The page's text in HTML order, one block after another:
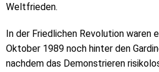
Weltfrieden.
In der Friedlichen Revolution waren
Oktober 1989 noch hinter den
nachdem das Demonstrieren